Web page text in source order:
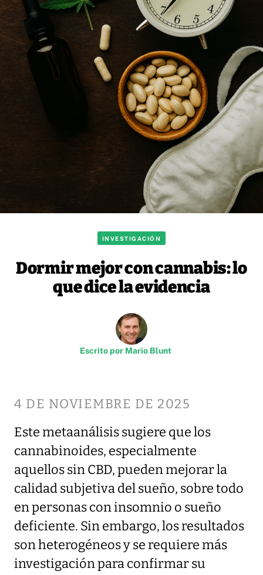
INVESTIGACIÓN
Dormir mejor con cannabis: lo
que dice la evidencia
Escrito por Mario Blunt
4 DE NOVIEMBRE DE 2025
Este metaanálisis sugiere que los
cannabinoides, especialmente
aquellos sin CBD, pueden mejorar la
calidad subjetiva del sueño, sobre todo
en personas con insomnio o sueño
deficiente. Sin embargo, los resultados
son heterogéneos y se requiere más
investigación para confirmar su